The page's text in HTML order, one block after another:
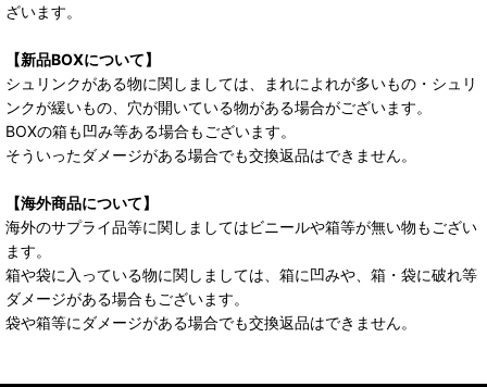
ざいます。
【新品BOXについて】
シュリンクがある物に関しましては、まれによれが多いもの・シュリ
ンクが緩いもの、穴が開いている物がある場合がございます。
BOXの箱も凹み等ある場合もございます。
そういったダメージがある場合でも交換返品はできません。
【海外商品について】
海外のサプライ品等に関しましてはビニールや箱等が無い物もござい
ます。
箱や袋に入っている物に関しましては、箱に凹みや、箱・袋に破れ等
ダメージがある場合もございます。
袋や箱等にダメージがある場合でも交換返品はできません。